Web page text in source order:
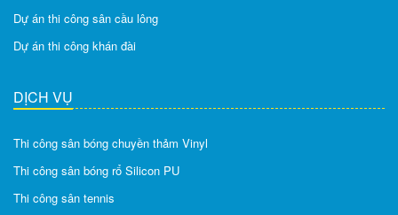
Dự án thi công sân cầu lông
Dự án thi công khán đài
DỊCH VỤ
Thi công sân bóng chuyền thảm Vinyl
Thi công sân bóng rổ Silicon PU
Thi công sân tennis